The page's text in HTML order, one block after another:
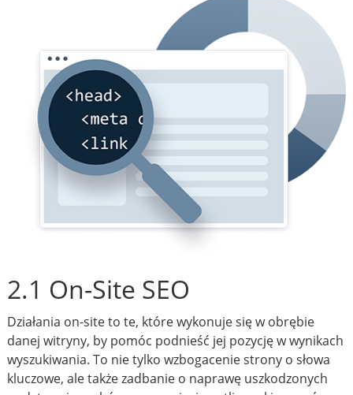
2.1 On-Site SEO
Działania on-site to te, które wykonuje się w obrębie
danej witryny, by pomóc podnieść jej pozycję w wynikach
wyszukiwania. To nie tylko wzbogacenie strony o słowa
kluczowe, ale także zadbanie o naprawę uszkodzonych